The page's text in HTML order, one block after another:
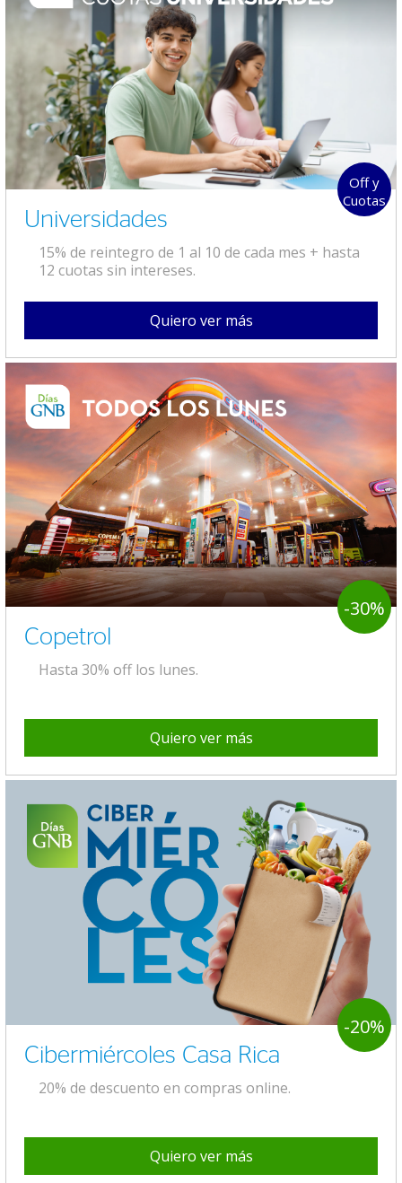
Off y
Cuotas
Universidades
15% de reintegro de 1 al 10 de cada mes + hasta
12 cuotas sin intereses.
Quiero ver más
-30%
Copetrol
Hasta 30% off los lunes.
Quiero ver más
-20%
Cibermiércoles Casa Rica
20% de descuento en compras online.
Quiero ver más